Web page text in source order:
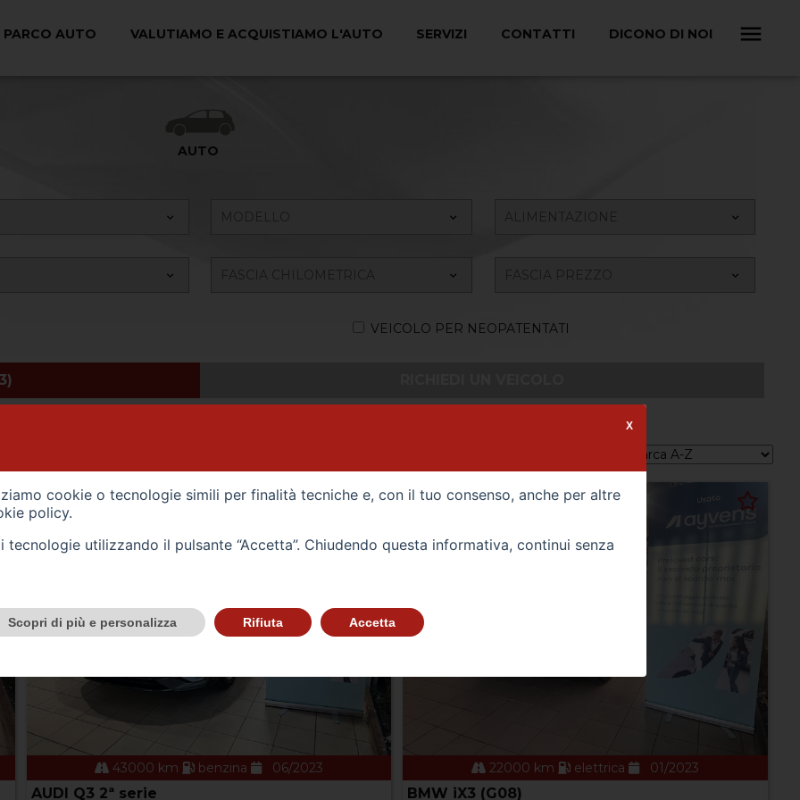
PARCO AUTO VALUTIAMO E ACQUISTIAMO L'AUTO SERVIZI CONTATTI DICONO DI NOI
AUTO
VEICOLO PER NEOPATENTATI
43000 km benzina 06/2023
AUDI Q3 2ª serie
22000 km elettrica 01/2023
BMW iX3 (G08)
cookie o tecnologie simili per finalità tecniche e, con il tuo consenso, anche per altre
policy.
tecnologie utilizzando il pulsante “Accetta”. Chiudendo questa informativa, continui senza
Scopri di più e personalizza Rifiuta Accetta
X